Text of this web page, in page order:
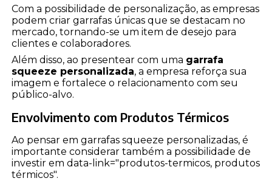
Com a possibilidade de personalização, as empresas
podem criar garrafas únicas que se destacam no
mercado, tornando-se um item de desejo para
clientes e colaboradores.
Além disso, ao presentear com uma garrafa
squeeze personalizada, a empresa reforça sua
imagem e fortalece o relacionamento com seu
público-alvo.
Envolvimento com Produtos Térmicos
Ao pensar em garrafas squeeze personalizadas, é
importante considerar também a possibilidade de
investir em data-link="produtos-termicos, produtos
térmicos".